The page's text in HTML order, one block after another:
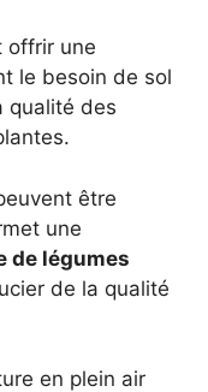
offrir une
le besoin de sol
qualité des
être
une
de légumes
de la qualité
en plein air